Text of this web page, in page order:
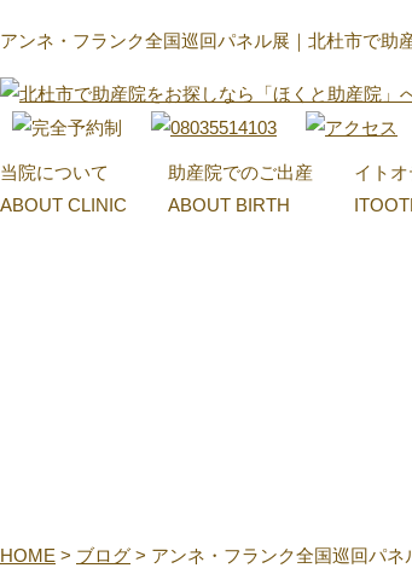
アンネ・フランク全国巡回パネル展｜北杜市で助
当院について
ABOUT CLINIC
助産院でのご出産
ABOUT BIRTH
イト
HOME > ブログ > アンネ・フランク全国巡回パネ